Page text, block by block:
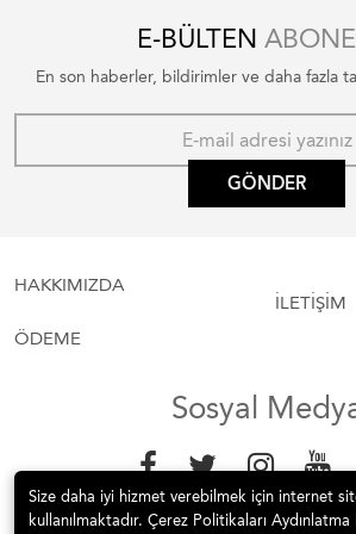
E-BÜLTEN
En son haberler, bildirimler ve daha fazla
GÖNDER
HAKKIMIZDA
ÖDEME
İLETİŞİM
Sosyal
Size daha iyi hizmet verebilmek için internet
kullanılmaktadır. Çerez Politikaları